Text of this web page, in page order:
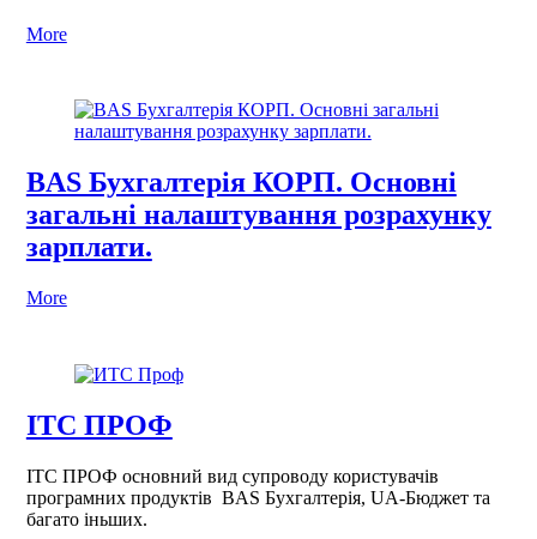
More
BAS Бухгалтерія КОРП. Основні
загальні налаштування розрахунку
зарплати.
More
ІТС ПРОФ
ІТС ПРОФ основний вид супроводу користувачів
програмних продуктів BAS Бухгалтерія, UA-Бюджет та
багато iньших.